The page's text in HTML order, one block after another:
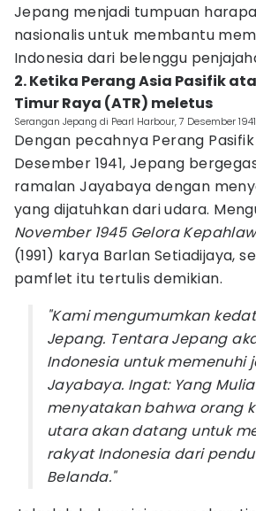
Jepang menjadi tumpuan
nasionalis untuk membantu
Indonesia dari belenggu
2. Ketika Perang Asia Pasifik
Timur Raya (ATR) meletus
Serangan Jepang di Pearl Harbour, 7 Desember
Dengan pecahnya Perang
Desember 1941, Jepang
ramalan Jayabaya dengan
yang dijatuhkan dari udara.
November 1945 Gelora
(1991) karya Barlan Setiadijaya,
pamflet itu tertulis demikian.
"Kami mengumumkan
Jepang. Tentara Jepang
Indonesia untuk memenuhi
Jayabaya. Ingat: Yang
menyatakan bahwa orang
utara akan datang untuk
rakyat Indonesia dari
Belanda."